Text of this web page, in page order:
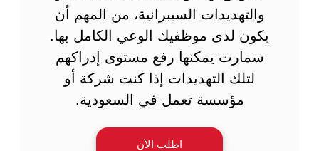
والتهديدات السيبرانية، من المهم أن
يكون لدى موظفيك الوعي الكامل بها.
سمارت يمكنها رفع مستوى إدراكهم
لتلك التهديدات إذا كنت شركة أو
مؤسسة تعمل في السعودية.
اطلب الآن